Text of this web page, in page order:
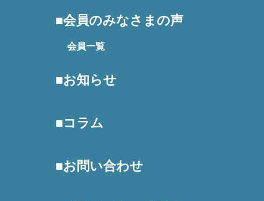
会員のみなさまの声
会員一覧
お知らせ
コラム
お問い合わせ